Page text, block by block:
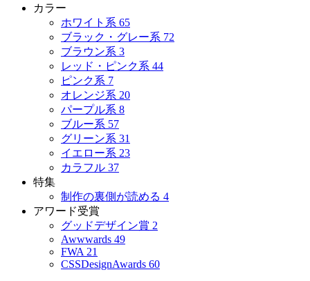
カラー
ホワイト系 65
ブラック・グレー系 72
ブラウン系 3
レッド・ピンク系 44
ピンク系 7
オレンジ系 20
パープル系 8
ブルー系 57
グリーン系 31
イエロー系 23
カラフル 37
特集
制作の裏側が読める 4
アワード受賞
グッドデザイン賞 2
Awwwards 49
FWA 21
CSSDesignAwards 60